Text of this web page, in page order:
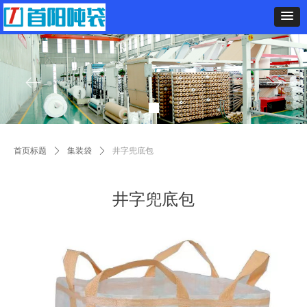
ꂃ ꁹ
首页标题 ꄲ 集装袋 ꄲ 井字兜底包
Control Render
ControlType:productSlideBind Error:未将对象引用设置到对象的实例。
井字兜底包